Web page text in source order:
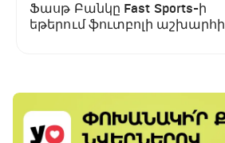
Ֆասթ Բանկը Fast Sports-ի
եթերում ֆուտբոլի աշխարհի